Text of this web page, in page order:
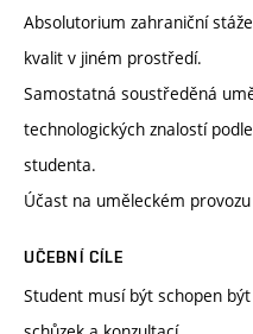
Absolutorium zahraniční
kvalit v jiném prostředí.
Samostatná soustředěná
technologických znalostí
studenta.
Účast na uměleckém
UČEBNÍ CÍLE
Student musí být schopen